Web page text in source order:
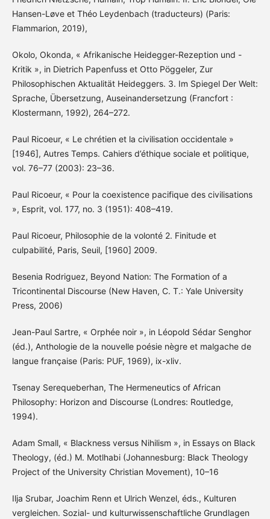
Hansen-Løve et Théo Leydenbach (traducteurs) (Paris:
Flammarion, 2019),
Okolo, Okonda, « Afrikanische Heidegger-Rezeption und -
Kritik », in Dietrich Papenfuss et Otto Pöggeler, Zur
Philosophischen Aktualität Heideggers. 3. Im Spiegel Der Welt:
Sprache, Übersetzung, Auseinandersetzung (Francfort :
Klostermann, 1992), 264–272.
Paul Ricoeur, « Le chrétien et la civilisation occidentale »
[1946], Autres Temps. Cahiers d’éthique sociale et politique,
vol. 76–77 (2003): 23–36.
Paul Ricoeur, « Pour la coexistence pacifique des civilisations
», Esprit, vol. 177, no. 3 (1951): 408–419.
Paul Ricoeur, Philosophie de la volonté 2. Finitude et
culpabilité, Paris, Seuil, [1960] 2009.
Besenia Rodriguez, Beyond Nation: The Formation of a
Tricontinental Discourse (New Haven, C. T.: Yale University
Press, 2006)
Jean-Paul Sartre, « Orphée noir », in Léopold Sédar Senghor
(éd.), Anthologie de la nouvelle poésie nègre et malgache de
langue française (Paris: PUF, 1969), ix-xliv.
Tsenay Serequeberhan, The Hermeneutics of African
Philosophy: Horizon and Discourse (Londres: Routledge,
1994).
Adam Small, « Blackness versus Nihilism », in Essays on Black
Theology, (éd.) M. Motlhabi (Johannesburg: Black Theology
Project of the University Christian Movement), 10–16
Ilja Srubar, Joachim Renn et Ulrich Wenzel, éds., Kulturen
vergleichen. Sozial- und kulturwissenschaftliche Grundlagen